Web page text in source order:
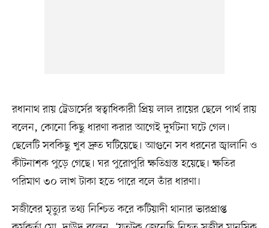
রধানাথ রায় ট্রেডার্সের স্বত্বাধিকারী প্রিয় লাল রায়ের ছেলে পার্থ রায়
বলেন, কোনো কিছু ধারণা করার আগেই দুর্ঘটনা ঘটে গেল।
ছেলেটি সবকিছু খুব দ্রুত ঘটিয়েছে। আগুনে সব ধরনের জ্বালানি ও
কীটনাশক পুড়ে গেছে। ঘর পুরোপুরি ক্ষতিগ্রস্ত হয়েছে। ক্ষতির
পরিমাণ ৩০ লাখ টাকা হতে পারে বলে তাঁর ধারণা।
সজীবের মৃত্যুর তথ্য নিশ্চিত করে কটিয়াদী থানার ভারপ্রাপ্ত